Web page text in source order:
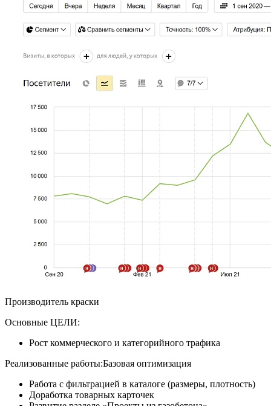
Производитель краски
Основные ЦЕЛИ:
Рост коммерческого и категорийного трафика
Реализованные работы:Базовая оптимизация
Работа с фильтрацией в каталоге (размеры, плотность)
Доработка товарных карточек